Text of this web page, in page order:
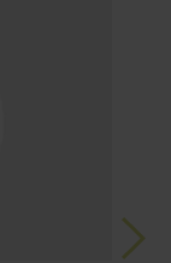
Next